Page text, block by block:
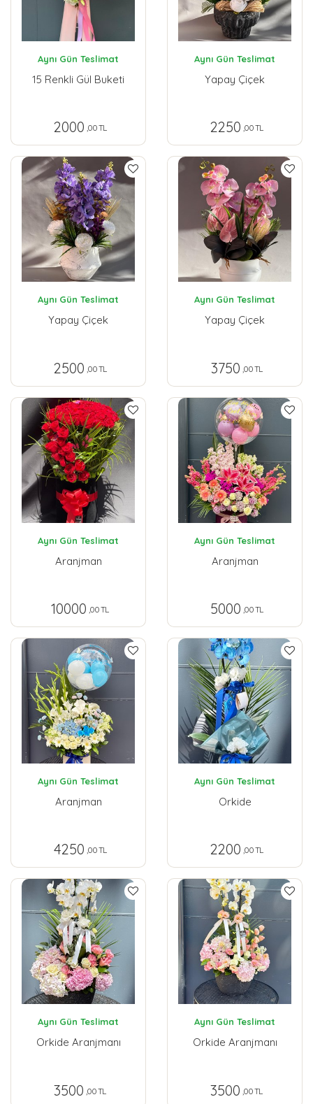
Aynı Gün Teslimat
15 Renkli Gül Buketi
2000 ,00 TL
Aynı Gün Teslimat
Yapay Çiçek
2250 ,00 TL
Aynı Gün Teslimat
Yapay Çiçek
2500 ,00 TL
Aynı Gün Teslimat
Yapay Çiçek
3750 ,00 TL
Aynı Gün Teslimat
Aranjman
10000 ,00 TL
Aynı Gün Teslimat
Aranjman
5000 ,00 TL
Aynı Gün Teslimat
Aranjman
4250 ,00 TL
Aynı Gün Teslimat
Orkide
2200 ,00 TL
Aynı Gün Teslimat
Orkide Aranjmanı
3500 ,00 TL
Aynı Gün Teslimat
Orkide Aranjmanı
3500 ,00 TL